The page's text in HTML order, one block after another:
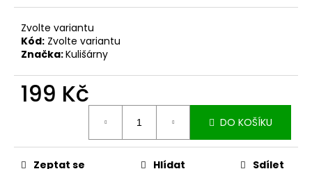
Zvolte variantu
Kód: Zvolte variantu
Značka:Kulišárny
199 Kč
DO KOŠÍKU
Zeptat se Hlídat Sdílet
r
u
č
u
j
e
m
ZAVINOVACÍ